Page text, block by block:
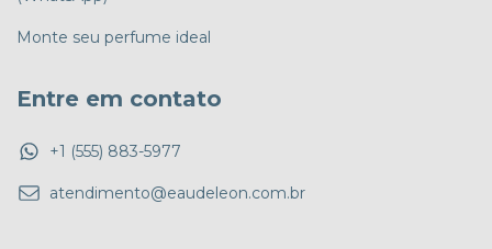
Monte seu perfume ideal
Entre em contato
+1 (555) 883-5977
atendimento@eaudeleon.com.br